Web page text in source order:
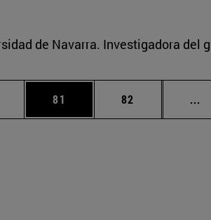
de Navarra. Investigadora del
Use TAB para desplazarse.
Página
81 Página
82 ...